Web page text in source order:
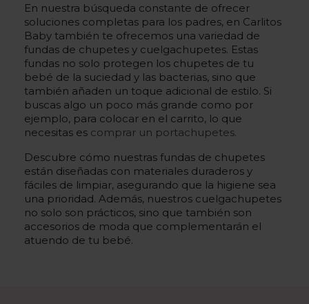
En nuestra búsqueda constante de ofrecer
soluciones completas para los padres, en Carlitos
Baby también te ofrecemos una variedad de
fundas de chupetes y cuelgachupetes. Estas
fundas no solo protegen los chupetes de tu
bebé de la suciedad y las bacterias, sino que
también añaden un toque adicional de estilo. Si
buscas algo un poco más grande como por
ejemplo, para colocar en el carrito, lo que
necesitas es comprar un portachupetes.
Descubre cómo nuestras fundas de chupetes
están diseñadas con materiales duraderos y
fáciles de limpiar, asegurando que la higiene sea
una prioridad. Además, nuestros cuelgachupetes
no solo son prácticos, sino que también son
accesorios de moda que complementarán el
atuendo de tu bebé.